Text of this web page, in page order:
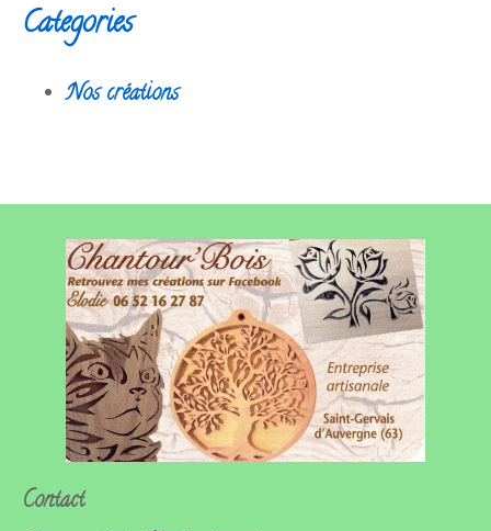
Categories
Nos créations
Contact